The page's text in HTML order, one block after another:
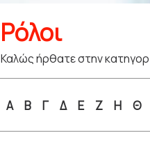
Ρόλοι
Καλώς ήρθατε στην
Α Β Γ Δ Ε Ζ Η Θ